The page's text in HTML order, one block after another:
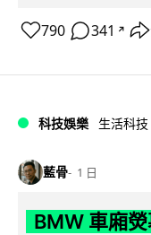
790 341 ↗
科技娛樂 生活科技
藍骨 1 日
BMW 車廂